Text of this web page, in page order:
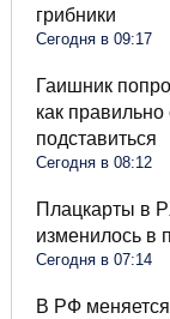
грибники
Сегодня в 09:17
Гаишник
как правильно
подставиться
Сегодня в 08:12
Плацкарты в
изменилось в
Сегодня в 07:14
В РФ